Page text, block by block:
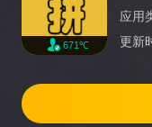
671℃
应用
更新